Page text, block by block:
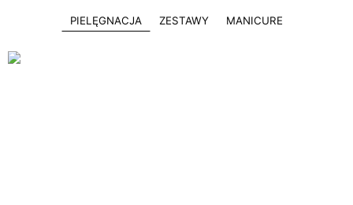
PIELĘGNACJA ZESTAWY MANICURE